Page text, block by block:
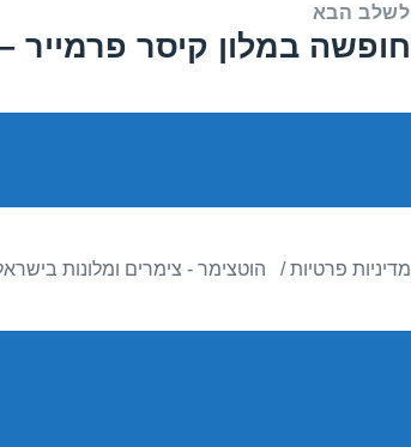
לשלב הבא
הפוסט
חופשה במלון קיסר פרמייר –
מדיניות פרטיות הוטצימר - צימרים ומלונות